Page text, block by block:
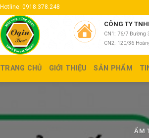
Hotline: 0918.378.248
CÔNG TY
CN1: 76/7 Đường
CN2: 120/36
TRANG CHỦ GIỚI THIỆU SẢN PHẨM
ẨM